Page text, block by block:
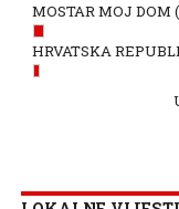
MOSTAR MOJ DOM
HRVATSKA